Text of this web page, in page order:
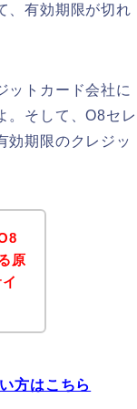
、有効期限が切れ
ットカード会社に
。そして、O8セレ
効期限のクレジッ
原
方はこちら